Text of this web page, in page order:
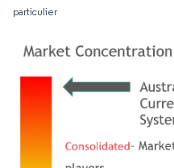
particulier